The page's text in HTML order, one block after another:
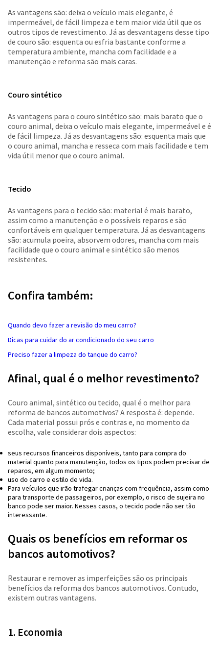
As vantagens são: deixa o veículo mais elegante, é
impermeável, de fácil limpeza e tem maior vida útil que os
outros tipos de revestimento. Já as desvantagens desse tipo
de couro são: esquenta ou esfria bastante conforme a
temperatura ambiente, mancha com facilidade e a
manutenção e reforma são mais caras.
Couro sintético
As vantagens para o couro sintético são: mais barato que o
couro animal, deixa o veículo mais elegante, impermeável e é
de fácil limpeza. Já as desvantagens são: esquenta mais que
o couro animal, mancha e resseca com mais facilidade e tem
vida útil menor que o couro animal.
Tecido
As vantagens para o tecido são: material é mais barato,
assim como a manutenção e o possíveis reparos e são
confortáveis em qualquer temperatura. Já as desvantagens
são: acumula poeira, absorvem odores, mancha com mais
facilidade que o couro animal e sintético são menos
resistentes.
Confira também:
Quando devo fazer a revisão do meu carro?
Dicas para cuidar do ar condicionado do seu carro
Preciso fazer a limpeza do tanque do carro?
Afinal, qual é o melhor revestimento?
Couro animal, sintético ou tecido, qual é o melhor para
reforma de bancos automotivos? A resposta é: depende.
Cada material possui prós e contras e, no momento da
escolha, vale considerar dois aspectos:
seus recursos financeiros disponíveis, tanto para compra do
material quanto para manutenção, todos os tipos podem precisar de
reparos, em algum momento;
uso do carro e estilo de vida.
Para veículos que irão trafegar crianças com frequência, assim como
para transporte de passageiros, por exemplo, o risco de sujeira no
banco pode ser maior. Nesses casos, o tecido pode não ser tão
interessante.
Quais os benefícios em reformar os
bancos automotivos?
Restaurar e remover as imperfeições são os principais
benefícios da reforma dos bancos automotivos. Contudo,
existem outras vantagens.
1. Economia